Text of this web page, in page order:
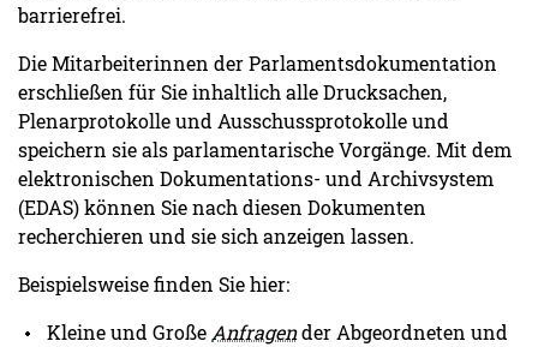
barrierefrei.
Die Mitarbeiterinnen der Parlamentsdokumentation
erschließen für Sie inhaltlich alle Drucksachen,
Plenarprotokolle und Ausschussprotokolle und
speichern sie als parlamentarische Vorgänge. Mit dem
elektronischen Dokumentations- und Archivsystem
(EDAS) können Sie nach diesen Dokumenten
recherchieren und sie sich anzeigen lassen.
Beispielsweise finden Sie hier:
Kleine und Große Anfragender Abgeordneten und